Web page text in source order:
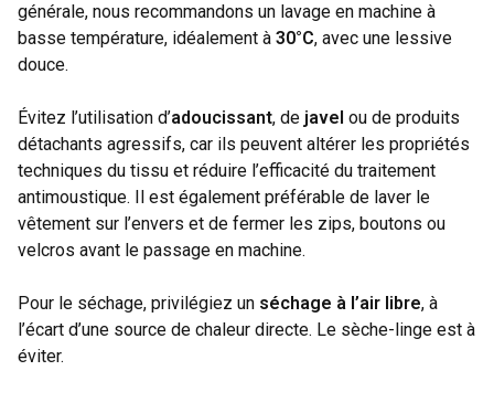
générale, nous recommandons un lavage en machine à
basse température, idéalement à 30°C, avec une lessive
douce.
Évitez l’utilisation d’adoucissant, de javel ou de produits
détachants agressifs, car ils peuvent altérer les propriétés
techniques du tissu et réduire l’efficacité du traitement
antimoustique. Il est également préférable de laver le
vêtement sur l’envers et de fermer les zips, boutons ou
velcros avant le passage en machine.
Pour le séchage, privilégiez un séchage à l’air libre, à
l’écart d’une source de chaleur directe. Le sèche-linge est à
éviter.